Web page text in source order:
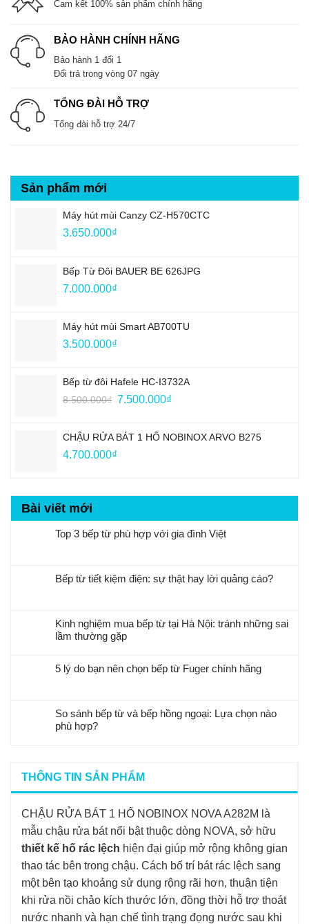
Cam kết 100% sản phẩm chính hãng
BẢO HÀNH CHÍNH HÃNG
Bảo hành 1 đổi 1
Đổi trả trong vòng 07 ngày
TỔNG ĐÀI HỖ TRỢ
Tổng đài hỗ trợ 24/7
THÔNG TIN SẢN PHẨM
CHẬU RỬA BÁT 1 HỐ NOBINOX NOVA A282M là
mẫu chậu rửa bát nổi bật thuộc dòng NOVA, sở hữu
thiết kế hố rác lệch hiện đại giúp mở rộng không gian
thao tác bên trong chậu. Cách bố trí bát rác lệch sang
một bên tạo khoảng sử dụng rộng rãi hơn, thuận tiện
khi rửa nồi chảo kích thước lớn, đồng thời hỗ trợ thoát
nước nhanh và hạn chế tình trạng đọng nước sau khi
Sản phẩm mới
Máy hút mùi Canzy CZ-H570CTC
3.650.000₫
Bếp Từ Đôi BAUER BE 626JPG
7.000.000₫
Máy hút mùi Smart AB700TU
3.500.000₫
Bếp từ đôi Hafele HC-I3732A
8.500.000₫ Giá
8.500.000₫.
7.500.000₫
là:
CHẬU RỬA BÁT 1 HỐ NOBINOX ARVO B275
4.700.000₫
Bài viết mới
Top 3 bếp từ phù hợp với gia đình Việt
Bếp từ tiết kiệm điện: sự thật hay lời quảng cáo?
Kinh nghiệm mua bếp từ tại Hà Nội: tránh những sai
lầm thường gặp
5 lý do bạn nên chọn bếp từ Fuger chính hãng
So sánh bếp từ và bếp hồng ngoại: Lựa chọn nào
phù hợp?